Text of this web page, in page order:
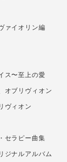
ァイオリン編
ス〜至上の愛
オブリヴィオン
ヴィオン
セラピー曲集
ジナルアルバム